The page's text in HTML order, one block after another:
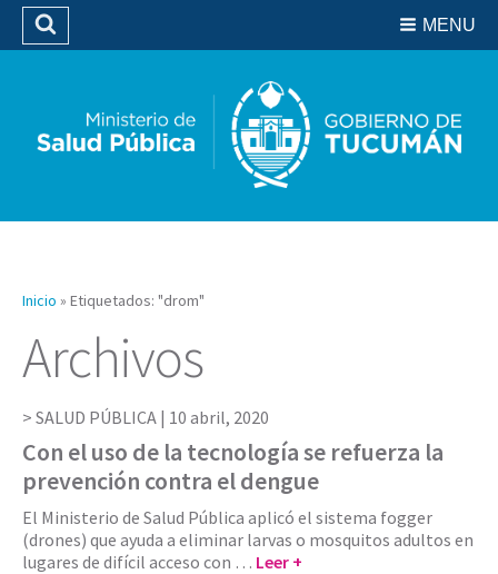
Biblioteca
MENU
Buscar
Inicio » Etiquetados: "drom"
Archivos
SALUD PÚBLICA | 10 abril, 2020
Con el uso de la tecnología se refuerza la
prevención contra el dengue
El Ministerio de Salud Pública aplicó el sistema fogger
(drones) que ayuda a eliminar larvas o mosquitos adultos en
lugares de difícil acceso con … Leer +